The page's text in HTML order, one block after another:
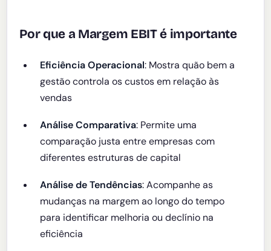
Por que a Margem EBIT é importante
Eficiência Operacional: Mostra quão bem a
gestão controla os custos em relação às
vendas
Análise Comparativa: Permite uma
comparação justa entre empresas com
diferentes estruturas de capital
Análise de Tendências: Acompanhe as
mudanças na margem ao longo do tempo
para identificar melhoria ou declínio na
eficiência